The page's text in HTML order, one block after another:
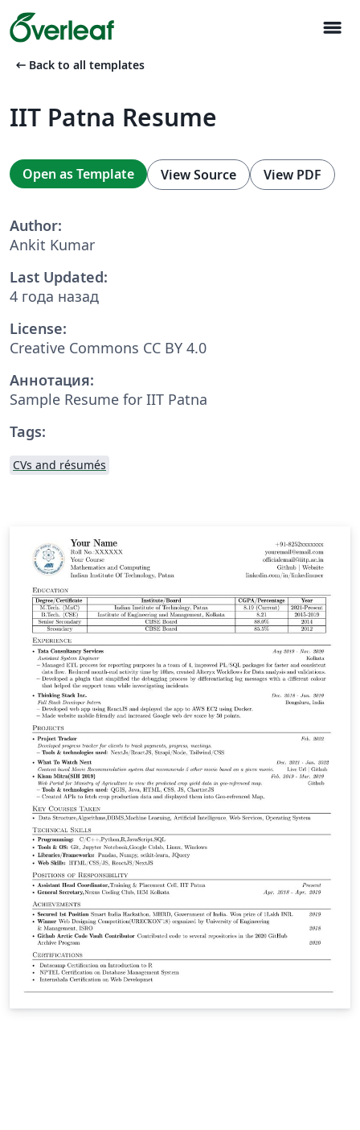
menu
arrow_left_alt Back to all templates
IIT Patna Resume
Open as Template View Source View PDF
Author:
Ankit Kumar
Last Updated:
4 года назад
License:
Creative Commons CC BY 4.0
Аннотация:
Sample Resume for IIT Patna
Tags:
CVs and résumés